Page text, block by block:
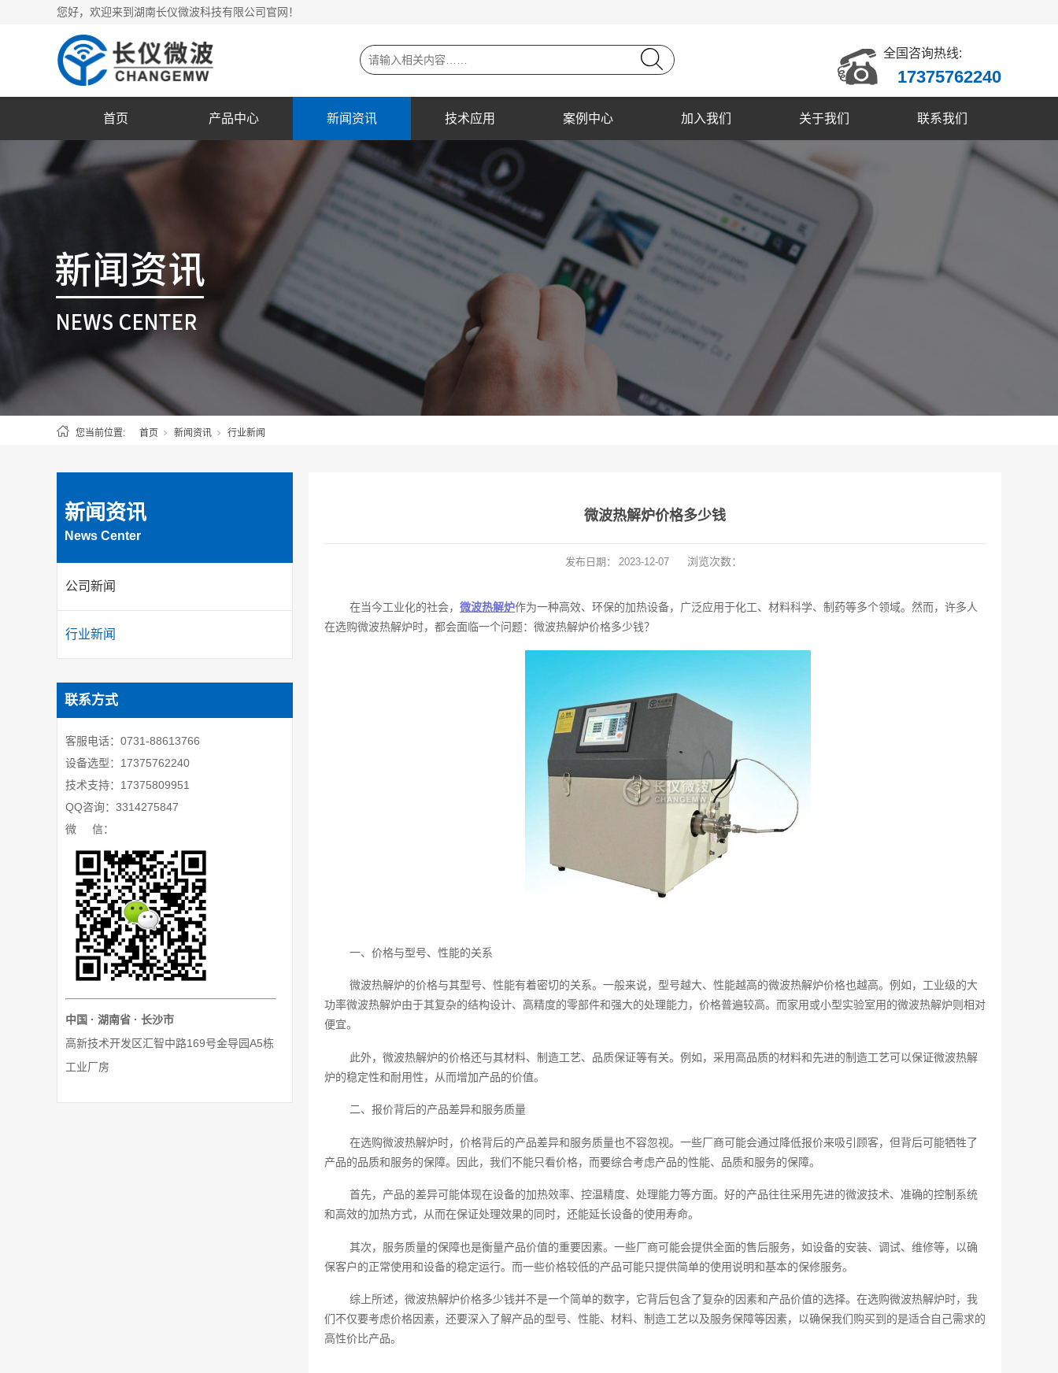
您好，欢迎来到湖南长仪微波科技有限公司官网！
全国咨询热线:
17375762240
首页 产品中心 新闻资讯 技术应用 案例中心 加入我们 关于我们 联系我们
您当前位置: 首页 新闻资讯 行业新闻
新闻资讯
News Center
公司新闻
行业新闻
联系方式
客服电话：0731-88613766
设备选型：17375762240
技术支持：17375809951
QQ咨询：3314275847
微 信：
中国 · 湖南省 · 长沙市
高新技术开发区汇智中路169号金导园A5栋
工业厂房
微波热解炉价格多少钱
发布日期： 2023-12-07 浏览次数：
在当今工业化的社会， 微波热解炉作为一种高效、环保的加热设备，广泛应用于化工、材料科学、制药等多个领域。然而，许多人
在选购微波热解炉时，都会面临一个问题：微波热解炉价格多少钱？
一、价格与型号、性能的关系
微波热解炉的价格与其型号、性能有着密切的关系。一般来说，型号越大、性能越高的微波热解炉价格也越高。例如，工业级的大
功率微波热解炉由于其复杂的结构设计、高精度的零部件和强大的处理能力，价格普遍较高。而家用或小型实验室用的微波热解炉则相对
便宜。
此外，微波热解炉的价格还与其材料、制造工艺、品质保证等有关。例如，采用高品质的材料和先进的制造工艺可以保证微波热解
炉的稳定性和耐用性，从而增加产品的价值。
二、报价背后的产品差异和服务质量
在选购微波热解炉时，价格背后的产品差异和服务质量也不容忽视。一些厂商可能会通过降低报价来吸引顾客，但背后可能牺牲了
产品的品质和服务的保障。因此，我们不能只看价格，而要综合考虑产品的性能、品质和服务的保障。
首先，产品的差异可能体现在设备的加热效率、控温精度、处理能力等方面。好的产品往往采用先进的微波技术、准确的控制系统
和高效的加热方式，从而在保证处理效果的同时，还能延长设备的使用寿命。
其次，服务质量的保障也是衡量产品价值的重要因素。一些厂商可能会提供全面的售后服务，如设备的安装、调试、维修等，以确
保客户的正常使用和设备的稳定运行。而一些价格较低的产品可能只提供简单的使用说明和基本的保修服务。
综上所述，微波热解炉价格多少钱并不是一个简单的数字，它背后包含了复杂的因素和产品价值的选择。在选购微波热解炉时，我
们不仅要考虑价格因素，还要深入了解产品的型号、性能、材料、制造工艺以及服务保障等因素，以确保我们购买到的是适合自己需求的
高性价比产品。